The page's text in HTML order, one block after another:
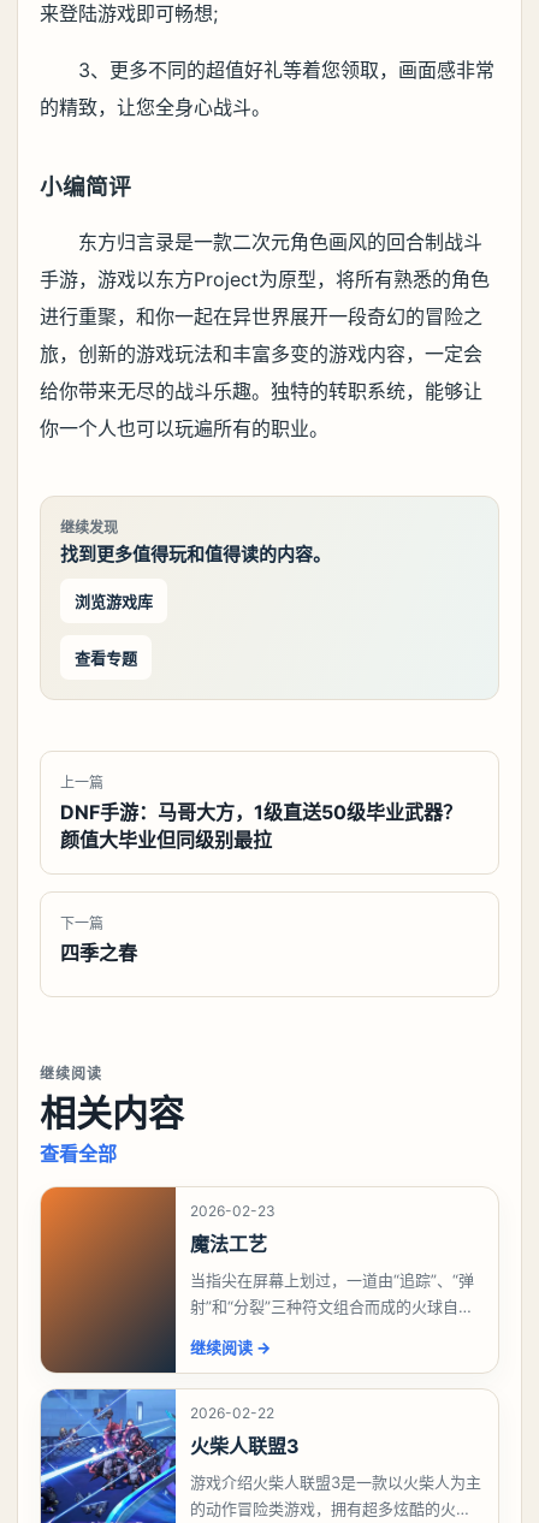
来登陆游戏即可畅想;
3、更多不同的超值好礼等着您领取，画面感非常
的精致，让您全身心战斗。
小编简评
东方归言录是一款二次元角色画风的回合制战斗
手游，游戏以东方Project为原型，将所有熟悉的角色
进行重聚，和你一起在异世界展开一段奇幻的冒险之
旅，创新的游戏玩法和丰富多变的游戏内容，一定会
给你带来无尽的战斗乐趣。独特的转职系统，能够让
你一个人也可以玩遍所有的职业。
继续发现
找到更多值得玩和值得读的内容。
浏览游戏库
查看专题
上一篇
DNF手游：马哥大方，1级直送50级毕业武器？
颜值大毕业但同级别最拉
下一篇
四季之春
继续阅读
相关内容
查看全部
2026-02-23
魔法工艺
当指尖在屏幕上划过，一道由“追踪”、“弹
射”和“分裂”三种符文组合而成的火球自动
炸。这不再是想象中的魔法，而是国产独
立游戏《魔
继续阅读 →
2026-02-22
火柴人联盟3
游戏介绍火柴人联盟3是一款以火柴人为主
的动作冒险类游戏，拥有超多炫酷的火柴